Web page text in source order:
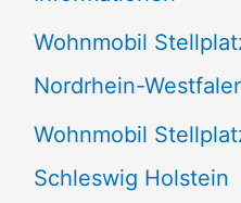
n
n
a
c
h
Wohnmobil
Nordrhein-
Wohnmobil
Schleswig Holstein